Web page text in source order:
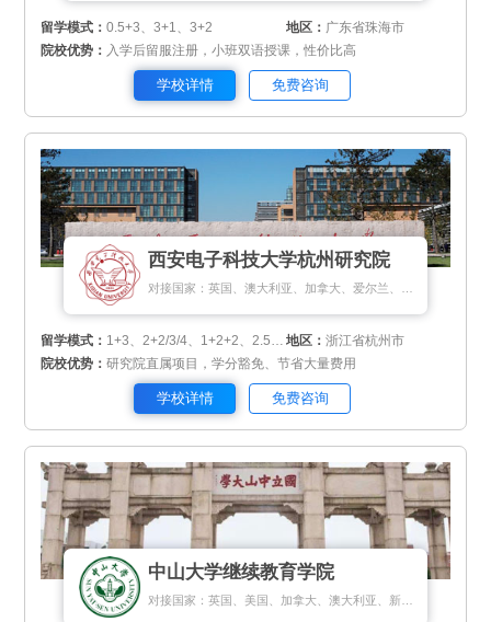
留学模式：0.5+3、3+1、3+2 地区： 广东省珠海市
院校优势： 入学后留服注册，小班双语授课，性价比高
学校详情 免费咨询
西安电子科技大学杭州研究院
留学模式： 1+3、2+2/3/4、1+2+2、2.5+1+0.5 地区：浙江省杭州市
院校优势：研究院直属项目，学分豁免、节省大量费用
学校详情 免费咨询
中山大学继续教育学院